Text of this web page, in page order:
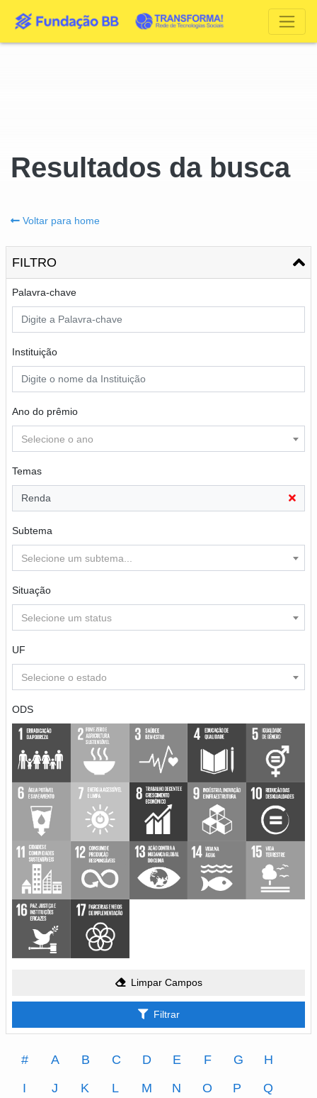
Resultados da busca
Voltar para home
FILTRO
Palavra-chave
Instituição
Ano do prêmio
Selecione o ano
Temas
Renda
Subtema
Selecione um subtema...
Situação
Selecione um status
UF
Selecione o estado
ODS
Limpar Campos
Filtrar
# A B C D E F G
H
I
J K L M N O P
Q